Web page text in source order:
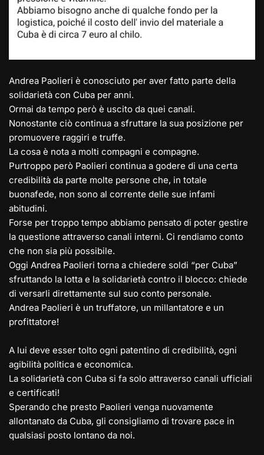
Andrea Paolieri è conosciuto per aver fatto parte della
solidarietà con Cuba per anni.
Ormai da tempo però è uscito da quei canali.
Nonostante ciò continua a sfruttare la sua posizione per
promuovere raggiri e truffe.
La cosa è nota a molti compagni e compagne.
Purtroppo però Paolieri continua a godere di una certa
credibilità da parte molte persone che, in totale
buonafede, non sono al corrente delle sue infami
abitudini.
Forse per troppo tempo abbiamo pensato di poter gestire
la questione attraverso canali interni. Ci rendiamo conto
che non sia più possibile.
Oggi Andrea Paolieri torna a chiedere soldi “per Cuba”
sfruttando la lotta e la solidarietà contro il blocco: chiede
di versarli direttamente sul suo conto personale.
Andrea Paolieri è un truffatore, un millantatore e un
profittatore!
A lui deve esser tolto ogni patentino di credibilità, ogni
agibilità politica e economica.
La solidarietà con Cuba si fa solo attraverso canali ufficiali
e certificati!
Sperando che presto Paolieri venga nuovamente
allontanato da Cuba, gli consigliamo di trovare pace in
qualsiasi posto lontano da noi.